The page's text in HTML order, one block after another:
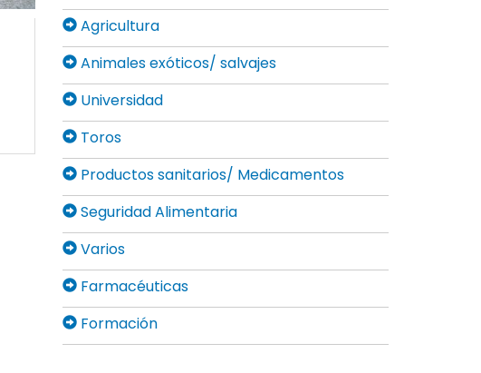
Agricultura
Animales exóticos/ salvajes
Universidad
Toros
Productos sanitarios/ Medicamentos
Seguridad Alimentaria
Varios
Farmacéuticas
Formación